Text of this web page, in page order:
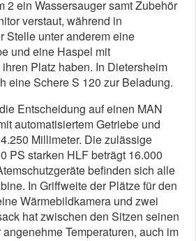
2 ein Wassersauger samt Zubehör
verstaut, während in
Stelle unter anderem eine
und eine Haspel mit
Platz haben. In Dietersheim
eine Schere S 120 zur Beladung.
Entscheidung auf einen MAN
automatisiertem Getriebe und
Millimeter. Die zulässige
PS starken HLF beträgt 16.000
befinden sich alle
In Griffweite der Plätze für den
Wärmebildkamera und zwei
hat zwischen den Sitzen seinen
Temperaturen, auch im